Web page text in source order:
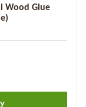
Wood Glue